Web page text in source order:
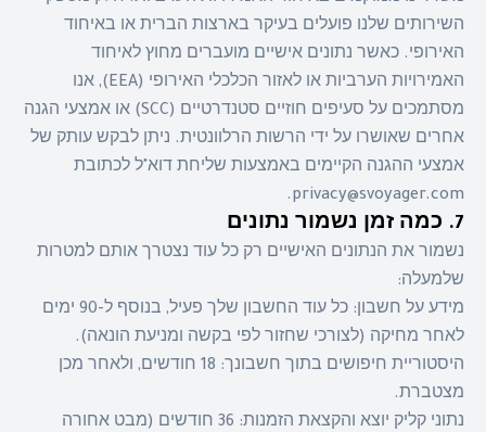
השירותים שלנו פועלים בעיקר בארצות הברית או באיחוד
האירופי. כאשר נתונים אישיים מועברים מחוץ לאיחוד
האמירויות הערביות או לאזור הכלכלי האירופי (EEA), אנו
מסתמכים על סעיפים חוזיים סטנדרטיים (SCC) או אמצעי הגנה
אחרים שאושרו על ידי הרשות הרלוונטית. ניתן לבקש עותק של
אמצעי ההגנה הקיימים באמצעות שליחת דוא"ל לכתובת
privacy@svoyager.com.
7. כמה זמן נשמור נתונים
נשמור את הנתונים האישיים רק כל עוד נצטרך אותם למטרות
שלמעלה:
מידע על חשבון: כל עוד החשבון שלך פעיל, בנוסף ל-90 ימים
לאחר מחיקה (לצורכי שחזור לפי בקשה ומניעת הונאה).
היסטוריית חיפושים בתוך חשבונך: 18 חודשים, ולאחר מכן
מצטברת.
נתוני קליק יוצא והקצאת הזמנות: 36 חודשים (מבט אחורה